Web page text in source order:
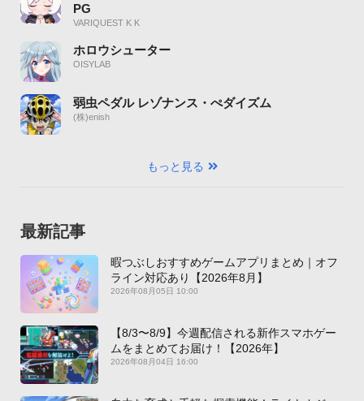
PG
VARIQUEST K K
ホロウシューター
OISYLAB
弱虫ペダル レゾナンス・ぺダイズム
(株)enish
もっと見る
最新記事
暇つぶしおすすめゲームアプリまとめ｜オフ
ライン対応あり【2026年8月】
2026年08月05日 10:00
【8/3〜8/9】今週配信される新作スマホゲー
ムをまとめてお届け！【2026年】
2026年08月04日 16:00